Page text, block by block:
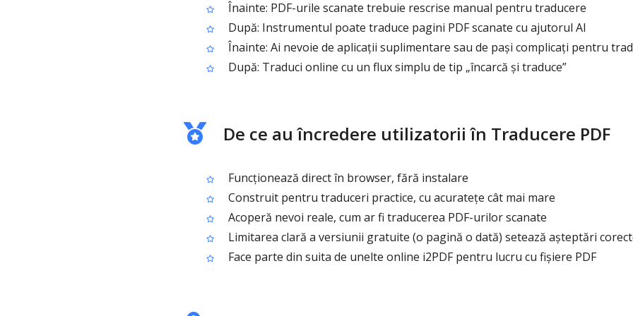
Înainte: PDF-urile scanate trebuie rescrise manual pentru traducere
După: Instrumentul poate traduce pagini PDF scanate cu ajutorul AI
Înainte: Ai nevoie de aplicații suplimentare sau de pași complicați pentru
După: Traduci online cu un flux simplu de tip „încarcă și traduce”
De ce au încredere utilizatorii în Traducere PDF
Funcționează direct în browser, fără instalare
Construit pentru traduceri practice, cu acuratețe cât mai mare
Acoperă nevoi reale, cum ar fi traducerea PDF-urilor scanate
Limitarea clară a versiunii gratuite (o pagină o dată) setează așteptări
Face parte din suita de unelte online i2PDF pentru lucru cu fișiere PDF